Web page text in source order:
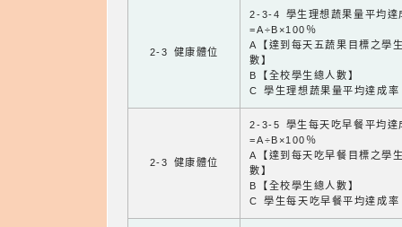
2-3 健康體位
2-3-4 學生理想蔬果量平均達
=A÷B×100％
A【達到每天五蔬果目標之學
數】
B【全校學生總人數】
C 學生理想蔬果量平均達成率
2-3 健康體位
2-3-5 學生每天吃早餐平均達
=A÷B×100％
A【達到每天吃早餐目標之學
數】
B【全校學生總人數】
C 學生每天吃早餐平均達成率